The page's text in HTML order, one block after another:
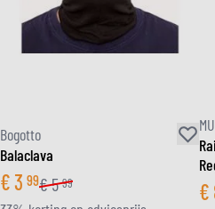
Bogotto
Balaclava
€3 99€5 99 €